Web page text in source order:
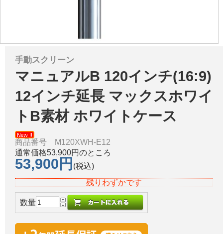
手動スクリーン
マニュアルB 120インチ(16:9)
12インチ延長 マックスホワイ
トB素材 ホワイトケース
商品番号 M120XWH-E12
通常価格53,900円のところ
53,900円 (税込)
残りわずかです
数量